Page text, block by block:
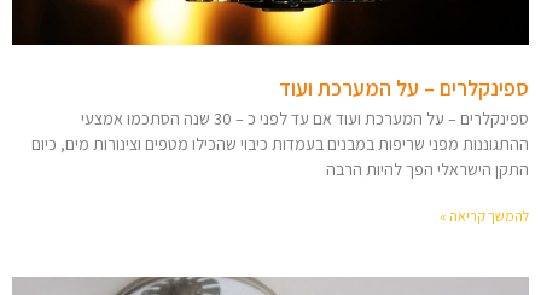
ספינקלרים – על המערכת ועוד
ספינקלרים – על המערכת ועוד אם עד לפני כ – 30 שנה הסתכמו אמצעי
ההתגוננות מפני שריפות במבנים בעמדות כיבוי שהכילו מטפים וצינורות מים, כיום
התקן הישראלי הפך להיות הרבה
להמשך קריאה »